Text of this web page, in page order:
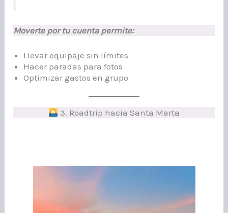
Moverte por tu cuenta permite:
Llevar equipaje sin límites
Hacer paradas para fotos
Optimizar gastos en grupo
3. Roadtrip hacia Santa Marta